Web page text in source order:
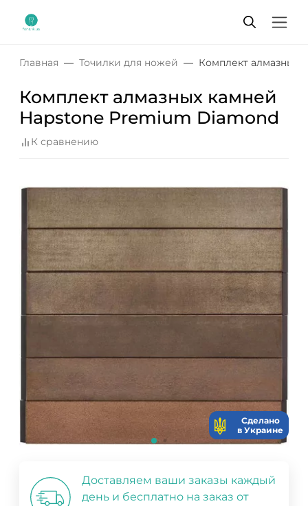
Главная Точилки для ножей Комплект алмазных
Комплект алмазных камней
Hapstone Premium Diamond
К сравнению
Сделано
в Украине
Доставляем ваши заказы каждый
день и бесплатно на заказ от